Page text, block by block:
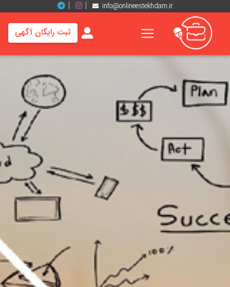
info@onlineestekhdam.ir
خانه
های
شغلی
رزومه
ها
مشاغل
ثبت رایگان آگهی